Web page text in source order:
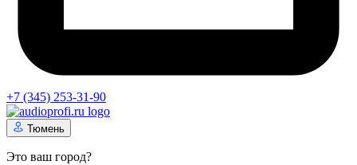
+7 (345) 253-31-90
Тюмень
Это ваш город?